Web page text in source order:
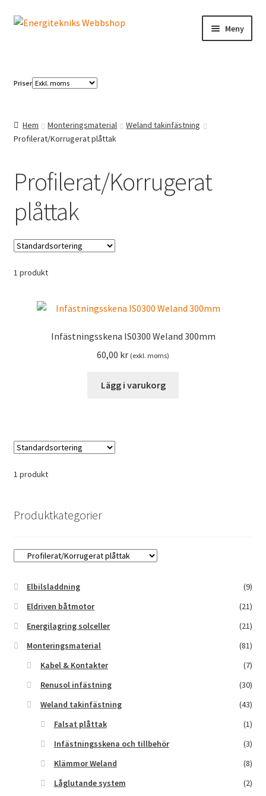
Hoppa
Hoppa
Meny
Solcellspaneler
Växelriktare
Priser
Hem Monteringsmaterial
Weland takinfästning
Profilerat/Korrugerat plåttak
Profilerat/Korrugerat
plåttak
1 produkt
Infästningsskena IS0300 Weland 300mm
60,00 kr (exkl. moms)
Lägg i varukorg
1 produkt
Produktkategorier
Elbilsladdning
(9)
Eldriven båtmotor
(21)
Energilagring solceller
(21)
Monteringsmaterial
(81)
Kabel & Kontakter
(7)
Renusol infästning
(30)
Weland takinfästning
(43)
Falsat plåttak
(1)
Infästningsskena och tillbehör
(3)
Klämmor Weland
(8)
Låglutande system
(2)